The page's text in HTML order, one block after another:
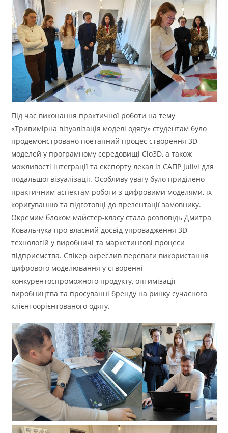
Під час виконання практичної роботи на тему
«Тривимірна візуалізація моделі одягу» студентам було
продемонстровано поетапний процес створення 3D-
моделей у програмному середовищі Clo3D, а також
можливості інтеграції та експорту лекал із САПР Julivi для
подальшої візуалізації. Особливу увагу було приділено
практичним аспектам роботи з цифровими моделями, їх
коригуванню та підготовці до презентації замовнику.
Окремим блоком майстер-класу стала розповідь Дмитра
Ковальчука про власний досвід упровадження 3D-
технологій у виробничі та маркетингові процеси
підприємства. Спікер окреслив переваги використання
цифрового моделювання у створенні
конкурентоспроможного продукту, оптимізації
виробництва та просуванні бренду на ринку сучасного
клієнтоорієнтованого одягу.